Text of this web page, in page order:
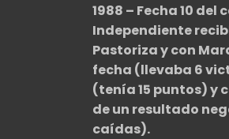
1988 – Fecha 10
Independiente
Pastoriza y con
fecha (llevaba 6
(tenía 15 puntos) y
de un resultado
caídas).